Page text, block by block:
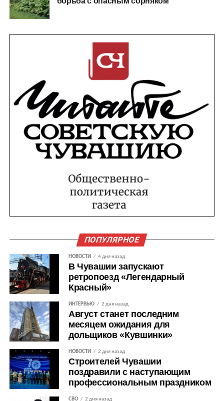
ПОПУЛЯРНОЕ
НОВОСТИ 4 дня назад
В Чувашии запускают
ретропоезд «Легендарный
Красный»
ИНТЕРВЬЮ 2 дня назад
Август станет последним
месяцем ожидания для
дольщиков «Кувшинки»
НОВОСТИ 2 дня назад
Строителей Чувашии
поздравили с наступающим
профессиональным праздником
СВО 2 дня назад